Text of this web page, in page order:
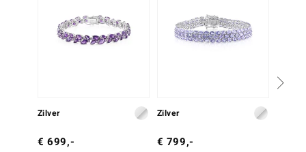
Collection
Zilver
€ 699,-
Zilver
€ 799,-